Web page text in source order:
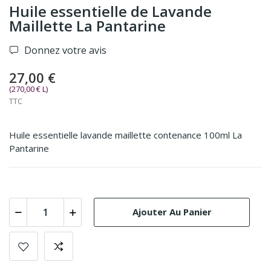
Huile essentielle de Lavande
Maillette La Pantarine
Donnez votre avis
27,00 €
(270,00 € L)
TTC
Huile essentielle lavande maillette contenance 100ml La
Pantarine
Ajouter Au Panier